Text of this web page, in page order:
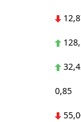
0,85